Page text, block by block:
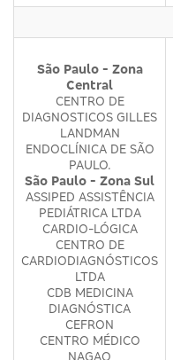
São Paulo - Zona
Central
CENTRO DE
DIAGNOSTICOS GILLES
LANDMAN
ENDOCLÍNICA DE SÃO
PAULO.
São Paulo - Zona Sul
ASSIPED ASSISTÊNCIA
PEDIÁTRICA LTDA
CARDIO-LÓGICA
CENTRO DE
CARDIODIAGNÓSTICOS
LTDA
CDB MEDICINA
DIAGNÓSTICA
CEFRON
CENTRO MÉDICO
NAGAO